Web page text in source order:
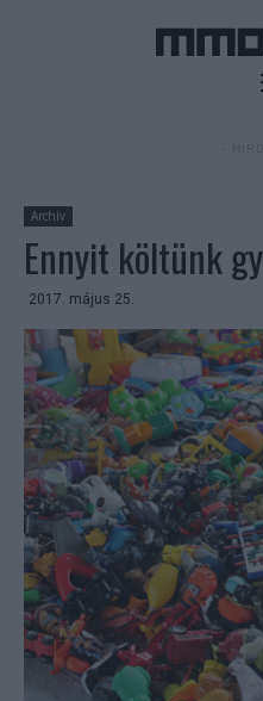
Archív
Ennyit költünk
2017. május 25.